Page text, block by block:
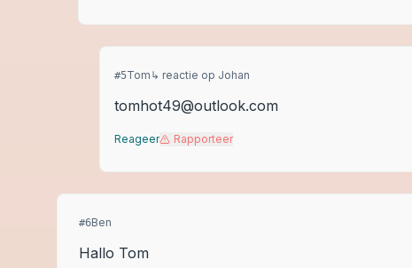
#5Tom ↳ reactie op Johan
tomhot49@outlook.com
Reageer Rapporteer
#6Ben
Hallo Tom